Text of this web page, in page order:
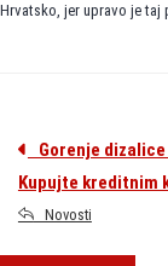
Hrvatsko, jer upravo je taj
Gorenje
Kupujte kreditnim
Novosti